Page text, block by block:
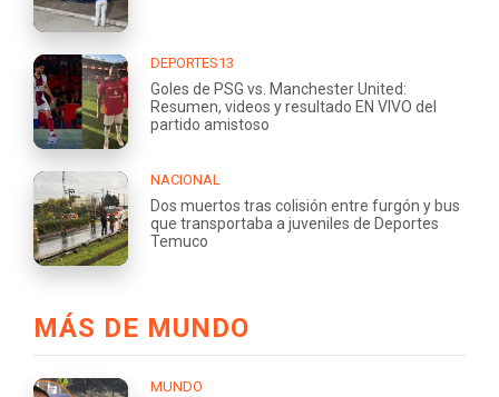
DEPORTES13
Goles de PSG vs. Manchester United:
Resumen, videos y resultado EN VIVO del
partido amistoso
NACIONAL
Dos muertos tras colisión entre furgón y bus
que transportaba a juveniles de Deportes
Temuco
MÁS DE MUNDO
MUNDO